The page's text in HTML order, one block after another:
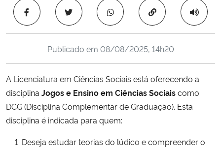
Ministério da Educação
Ministério de Minas e Energia
Ministério da Ciência, Tecnologia, Inovações e Comunicações
Copiar para área
Publicado em 08/08/2025, 14h20
A Licenciatura em Ciências Sociais está oferecendo a
disciplina Jogos e Ensino em Ciências Sociaiscomo
DCG (Disciplina Complementar de Graduação). Esta
disciplina é indicada para quem:
Deseja estudar teorias do lúdico e compreender o